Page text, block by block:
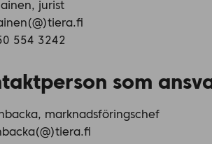
jurist
554 3242
som
marknadsföringschef